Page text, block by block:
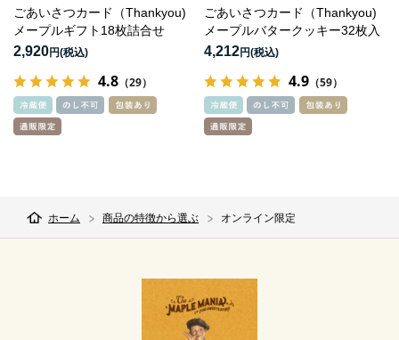
ごあいさつカード（Thankyou)
メープルギフト18枚詰合せ
2,920円
4.8 （29）
ごあいさつカード（Thankyou)
メープルバタークッキー32枚入
4,212円
4.9 （59）
ホーム 商品の特徴から選ぶ オンライン限定